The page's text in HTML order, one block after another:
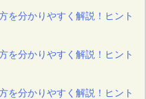
を分かりやすく解説！ヒント
を分かりやすく解説！ヒント
を分かりやすく解説！ヒント